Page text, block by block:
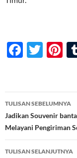
F
b
o
o
k
T
er
Pi
t
Navigasi
Tulisan
TULISAN SEBELUMNYA
Jadikan Souvenir
Melayani Pengiriman
TULISAN SELANJUTNYA